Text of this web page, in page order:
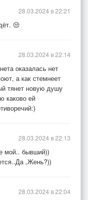
😒
28.03.2024 в 22:21
оказалась нет
а как стемнеет
тянет новую душу
каково ей
28.03.2024 в 22:14
мой.. бывший))
,Жень?))
28.03.2024 в 22:13
28.03.2024 в 22:04